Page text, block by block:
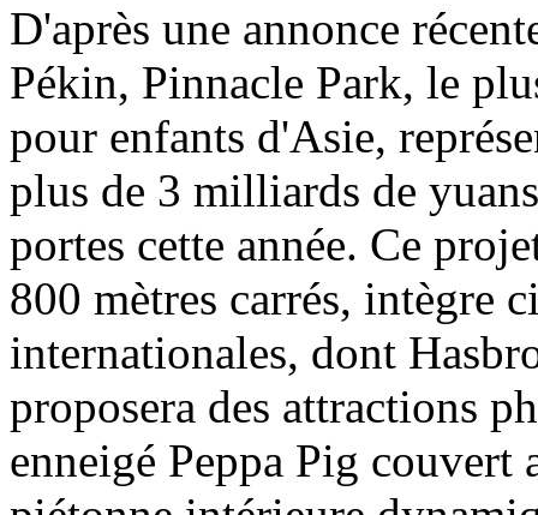
D'après une annonce
Pékin, Pinnacle Park, le
pour enfants d'Asie,
plus de 3 milliards de
portes cette année. Ce
800 mètres carrés, intègre
internationales, dont
proposera des attractions
enneigé Peppa Pig couvert